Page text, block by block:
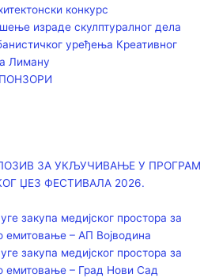
конкурс
израде скулптуралног дела
уређења Креативног
Лиману
ЗА УКЉУЧИВАЊЕ У ПРОГРАМ
ЏЕЗ ФЕСТИВАЛА 2026.
закупа медијског простора за
емитовање – АП Војводинa
закупа медијског простора за
емитовање – Град Нови Сад